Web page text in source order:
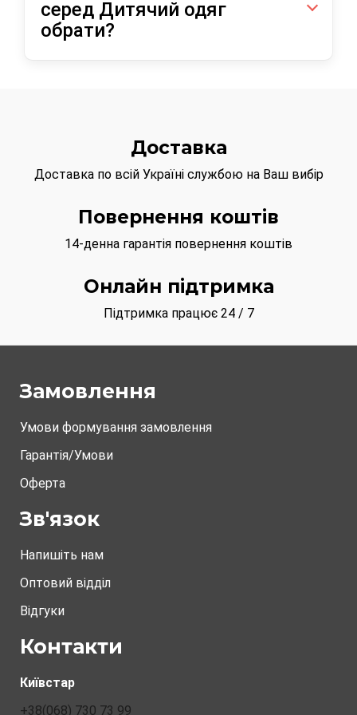
серед Дитячий одяг
обрати?
Або перегляньте дані позиції:
Дитячий одяг з ціною 129 грн
Доставка
Доставка по всій Україні службою на Ваш вибір
Повернення коштів
14-денна гарантія повернення коштів
Онлайн підтримка
Підтримка працює 24 / 7
Замовлення
Умови формування замовлення
Гарантія/Умови
Оферта
Зв'язок
Напишіть нам
Оптовий відділ
Відгуки
Контакти
Київстар
+38(068) 730 73 99